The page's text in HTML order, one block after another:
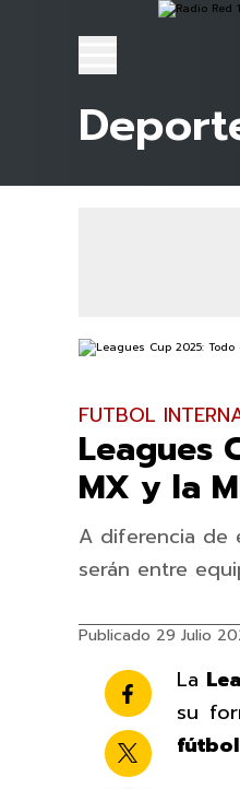
FUTBOL
Leagues
MX y la
A diferencia de
serán entre
Publicado 29 Julio
La
su